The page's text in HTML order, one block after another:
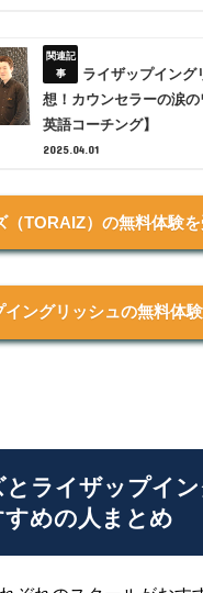
ライザップイング
想！カウンセラーの涙
英語コーチング】
2025.04.01
（TORAIZ）の無料体験
イングリッシュの無料体
とライザップイ
すめの人まとめ